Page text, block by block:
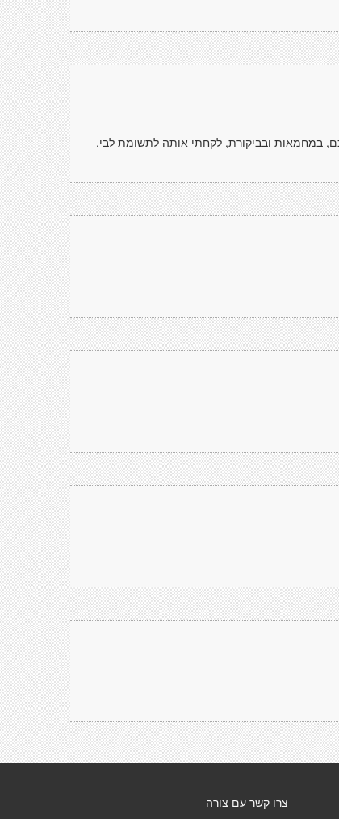
במחמאות ובביקורת, לקחתי אותה לתשומת לבי.
צרו קשר עם צורה